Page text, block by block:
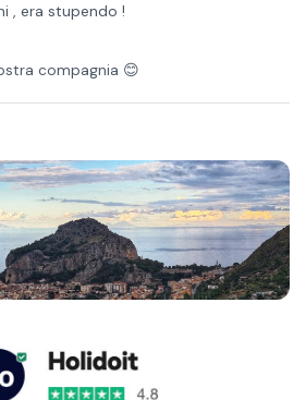
, era stupendo !
compagnia 😊